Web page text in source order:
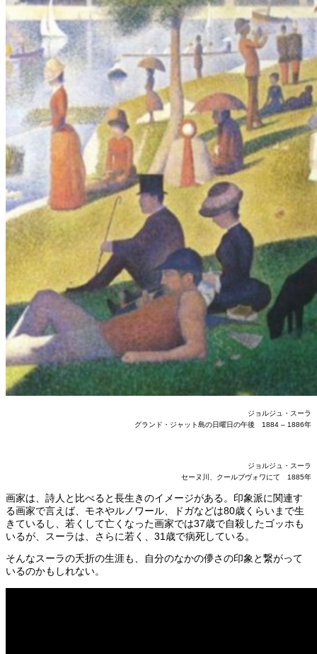
ジョルジュ・スーラ
グランド・ジャット島の日曜日の午後 1884 – 1886年
ジョルジュ・スーラ
セーヌ川、クールブヴォワにて 1885年
画家は、詩人と比べると長生きのイメージがある。印象派に関連す
る画家で言えば、モネやルノワール、ドガなどは80歳くらいまで生
きているし、若くして亡くなった画家では37歳で自殺したゴッホも
いるが、スーラは、さらに若く、31歳で病死している。
そんなスーラの夭折の生涯も、自分のなかの儚さの印象と繋がって
いるのかもしれない。